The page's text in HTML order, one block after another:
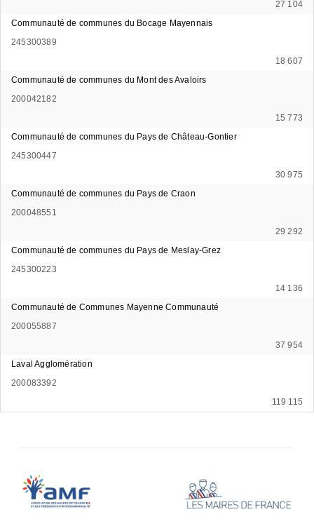
27 104
Communauté de communes du Bocage Mayennais
245300389
18 607
Communauté de communes du Mont des Avaloirs
200042182
15 773
Communauté de communes du Pays de Château-Gontier
245300447
30 975
Communauté de communes du Pays de Craon
200048551
29 292
Communauté de communes du Pays de Meslay-Grez
245300223
14 136
Communauté de Communes Mayenne Communauté
200055887
37 954
Laval Agglomération
200083392
119 115